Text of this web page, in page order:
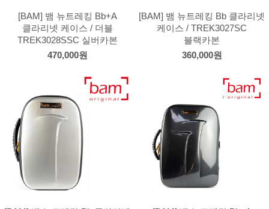
[BAM] 뱀 뉴트레킹 Bb+A
클라리넷 케이스 / 더블
TREK3028SSC 실버카본
470,000원
[BAM] 뱀 뉴트레킹 Bb 클라리넷
케이스 / TREK3027SC
블랙카본
360,000원